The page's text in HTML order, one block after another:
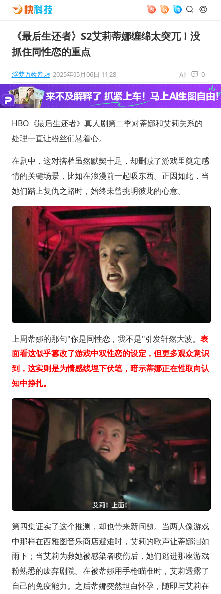
《最后生还者》S2艾莉蒂娜缠绵太突兀！没
抓住同性恋的重点
浮梦万物皆虚 2025年05月06日 11:28 0
HBO《最后生还者》真人剧第二季对蒂娜和艾莉关系的
处理一直让粉丝们悬着心。
在剧中，这对搭档虽然默契十足，却删减了游戏里奠定感
情的关键场景，比如在浪漫前一起吸东西。正因如此，当
她们踏上复仇之路时，始终未曾挑明彼此的心意。
上周蒂娜的那句"你是同性恋，我不是"引发轩然大波。 表
面看这似乎篡改了游戏中双性恋的设定，但更多观众意识
到，这实则是为情感线埋下伏笔，暗示蒂娜正在性取向认
知中挣扎。
第四集证实了这个推测，却也带来新问题。当两人像游戏
中那样在西雅图音乐商店避难时，艾莉的歌声让蒂娜泪如
雨下；当艾莉为救她被感染者咬伤后，她们逃进那座游戏
粉熟悉的废弃剧院。在被蒂娜用手枪瞄准时，艾莉透露了
自己的免疫能力。之后蒂娜突然坦白怀孕，随即与艾莉在